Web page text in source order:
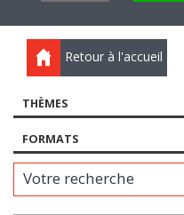
Retour à l'accueil
THÈMES
FORMATS
Votre recherche